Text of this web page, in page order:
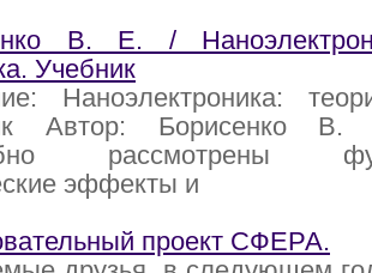
В. Е. /
Учебник
Наноэлектроника:
Автор: Борисенко В.
рассмотрены
эффекты и
проект СФЕРА.